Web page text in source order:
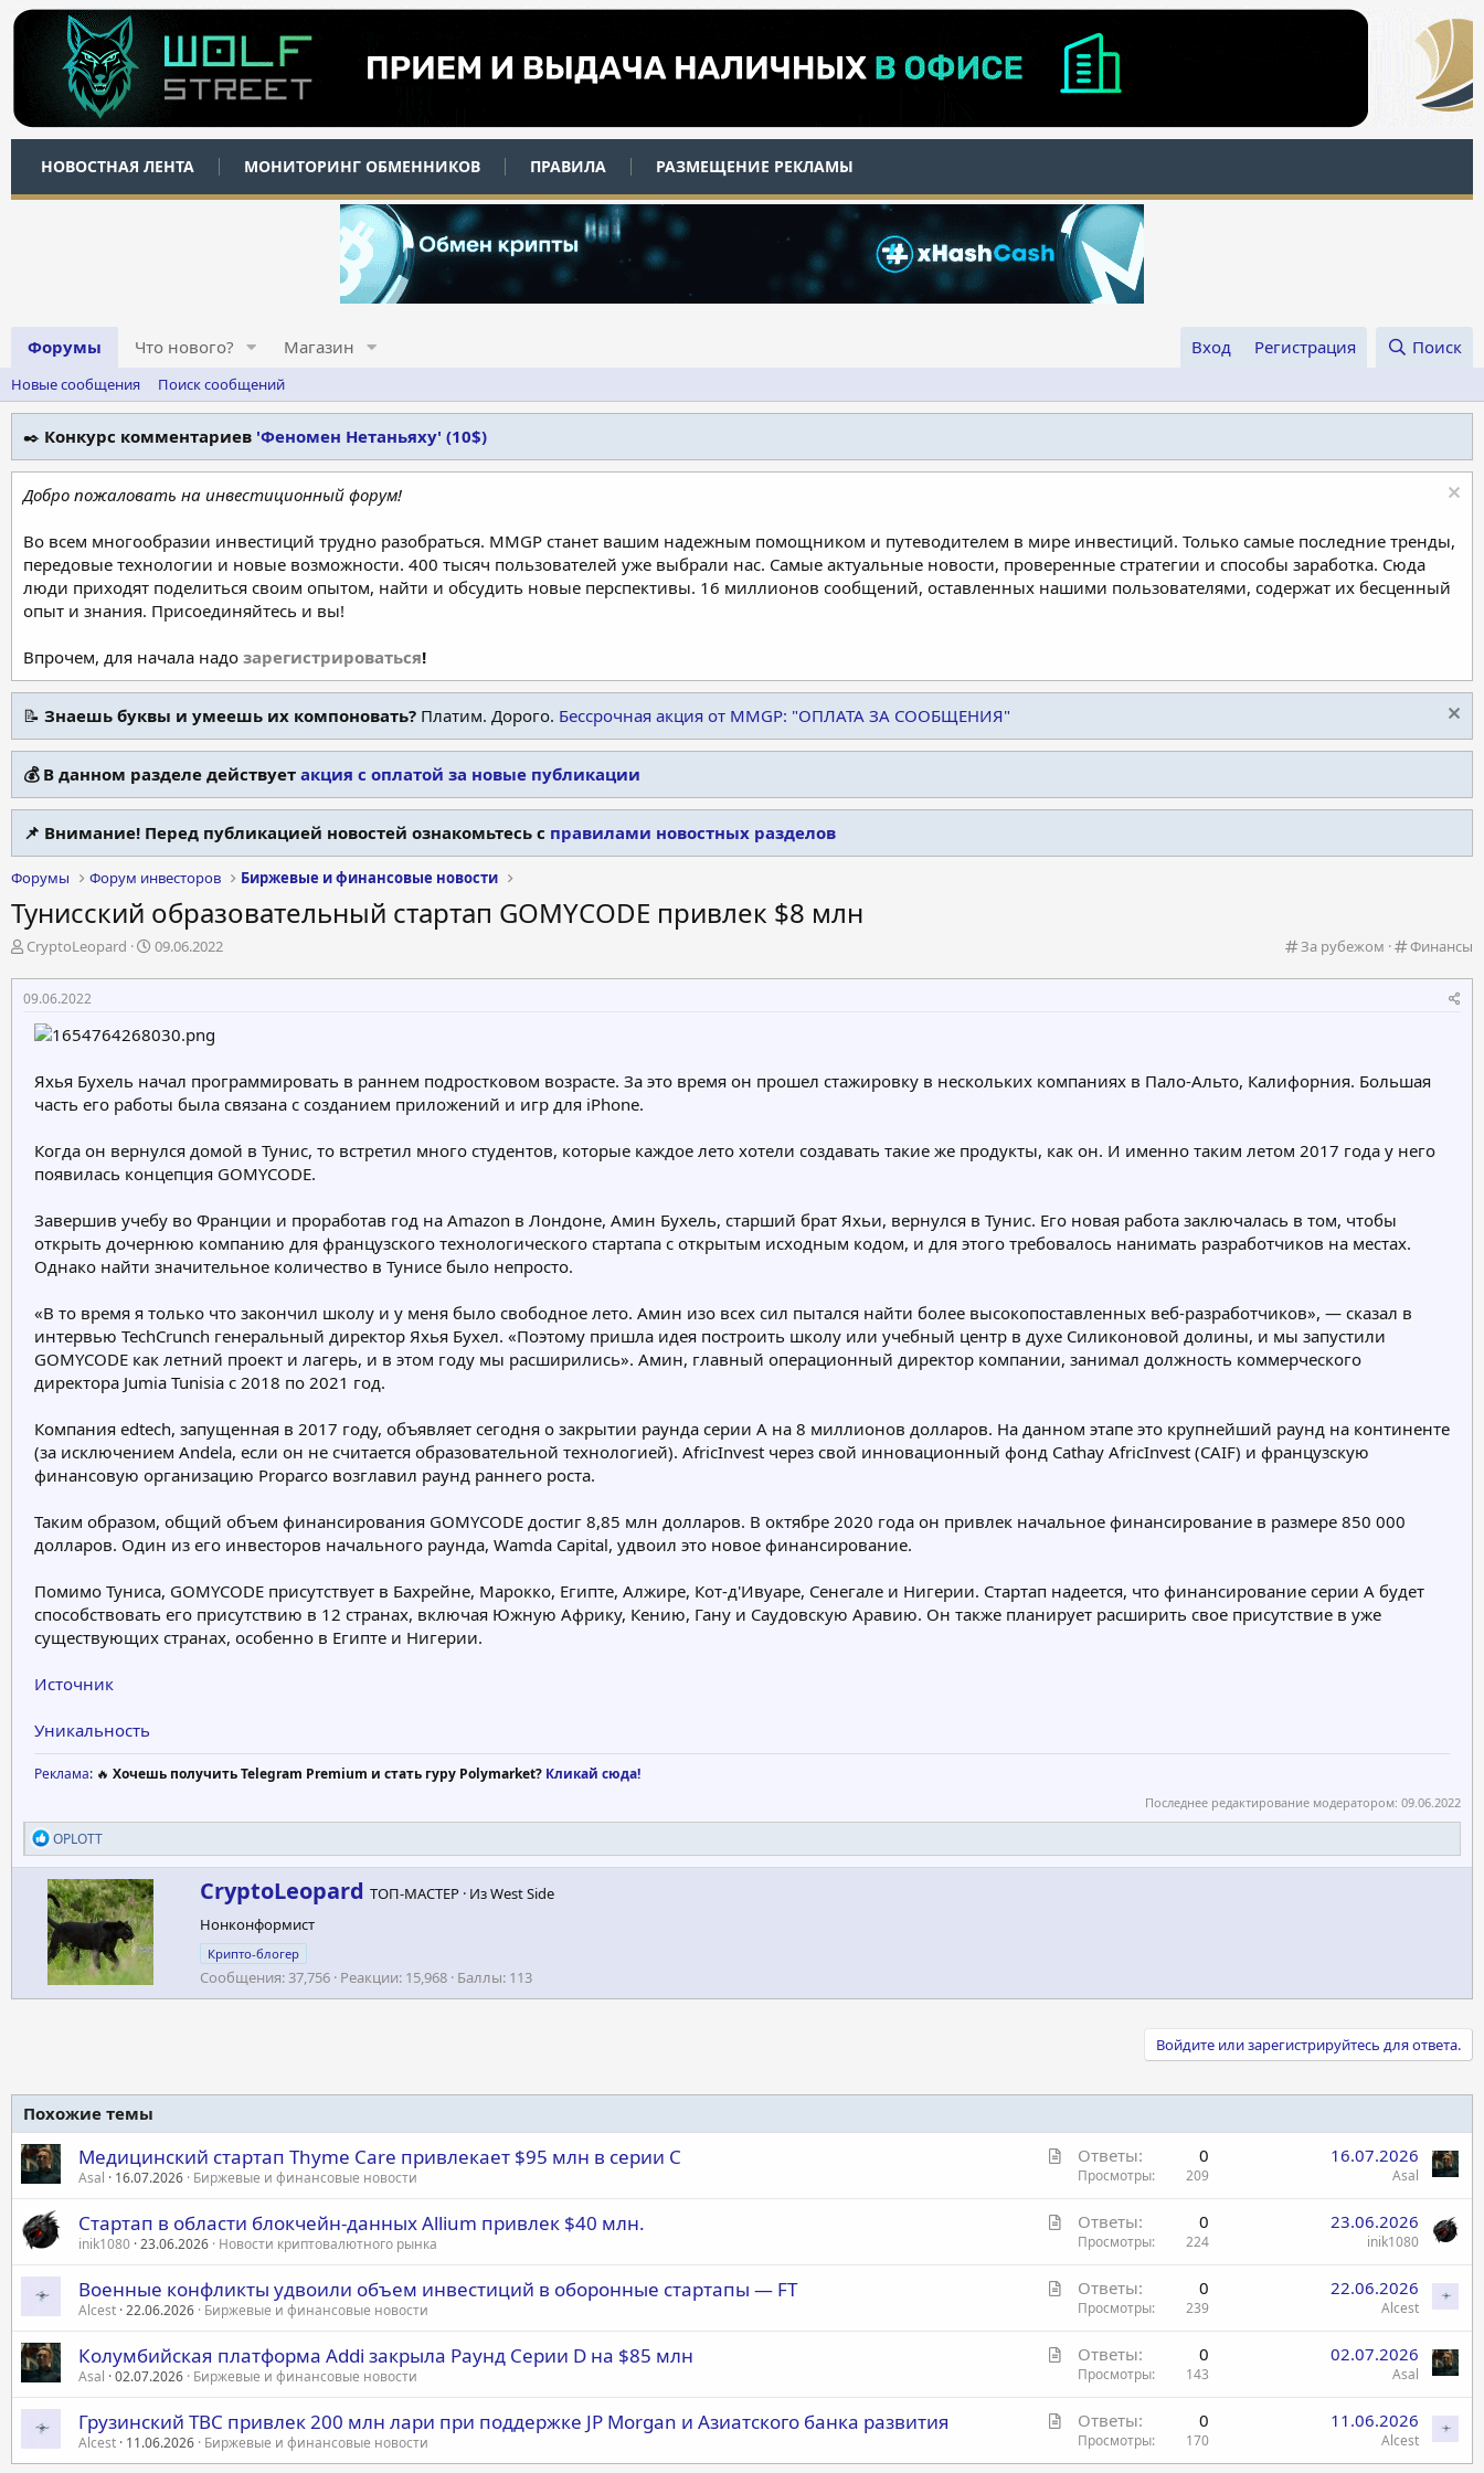
НОВОСТНАЯ ЛЕНТА МОНИТОРИНГ ОБМЕННИКОВ ПРАВИЛА РАЗМЕЩЕНИЕ РЕКЛАМЫ
Форумы Что нового? Магазин Вход Регистрация Поиск
Новые сообщения Поиск сообщений
✒️ Конкурс комментариев 'Феномен Нетаньяху' (10$)
Добро пожаловать на инвестиционный форум!
Во всем многообразии инвестиций трудно разобраться. MMGP станет вашим надежным помощником и путеводителем в мире инвестиций. Только самые последние тренды,
передовые технологии и новые возможности. 400 тысяч пользователей уже выбрали нас. Самые актуальные новости, проверенные стратегии и способы заработка. Сюда
люди приходят поделиться своим опытом, найти и обсудить новые перспективы. 16 миллионов сообщений, оставленных нашими пользователями, содержат их бесценный
опыт и знания. Присоединяйтесь и вы!
Впрочем, для начала надо зарегистрироваться!
📝 Знаешь буквы и умеешь их компоновать? Платим. Дорого. Бессрочная акция от MMGP: "ОПЛАТА ЗА СООБЩЕНИЯ"
💰 В данном разделе действует акция с оплатой за новые публикации
📌 Внимание! Перед публикацией новостей ознакомьтесь с правилами новостных разделов
Форумы Форум инвесторов Биржевые и финансовые новости
Тунисский образовательный стартап GOMYCODE привлек $8 млн
К
т
и
За рубежом
К
т
и
Финансы
А
т
о
м
ы
CryptoLeopard
Д
т
а
а
л
09.06.2022
09.06.2022
Яхья Бухель начал программировать в раннем подростковом возрасте. За это время он прошел стажировку в нескольких компаниях в Пало-Альто, Калифорния. Большая
часть его работы была связана с созданием приложений и игр для iPhone.
Когда он вернулся домой в Тунис, то встретил много студентов, которые каждое лето хотели создавать такие же продукты, как он. И именно таким летом 2017 года у него
появилась концепция GOMYCODE.
Завершив учебу во Франции и проработав год на Amazon в Лондоне, Амин Бухель, старший брат Яхьи, вернулся в Тунис. Его новая работа заключалась в том, чтобы
открыть дочернюю компанию для французского технологического стартапа с открытым исходным кодом, и для этого требовалось нанимать разработчиков на местах.
Однако найти значительное количество в Тунисе было непросто.
«В то время я только что закончил школу и у меня было свободное лето. Амин изо всех сил пытался найти более высокопоставленных веб-разработчиков», — сказал в
интервью TechCrunch генеральный директор Яхья Бухел. «Поэтому пришла идея построить школу или учебный центр в духе Силиконовой долины, и мы запустили
GOMYCODE как летний проект и лагерь, и в этом году мы расширились». Амин, главный операционный директор компании, занимал должность коммерческого
директора Jumia Tunisia с 2018 по 2021 год.
Компания edtech, запущенная в 2017 году, объявляет сегодня о закрытии раунда серии A на 8 миллионов долларов. На данном этапе это крупнейший раунд на континенте
(за исключением Andela, если он не считается образовательной технологией). AfricInvest через свой инновационный фонд Cathay AfricInvest (CAIF) и французскую
финансовую организацию Proparco возглавил раунд раннего роста.
Таким образом, общий объем финансирования GOMYCODE достиг 8,85 млн долларов. В октябре 2020 года он привлек начальное финансирование в размере 850 000
долларов. Один из его инвесторов начального раунда, Wamda Capital, удвоил это новое финансирование.
Помимо Туниса, GOMYCODE присутствует в Бахрейне, Марокко, Египте, Алжире, Кот-д'Ивуаре, Сенегале и Нигерии. Стартап надеется, что финансирование серии A будет
способствовать его присутствию в 12 странах, включая Южную Африку, Кению, Гану и Саудовскую Аравию. Он также планирует расширить свое присутствие в уже
существующих странах, особенно в Египте и Нигерии.
Источник
Уникальность
Реклама: 🔥 Хочешь получить Telegram Premium и стать гуру Polymarket? Кликай сюда!
Последнее редактирование модератором: 09.06.2022
Р
е
а
к
ц
и
и
:
OPLOTT
А
в
т
о
р
CryptoLeopard ТОП-МАСТЕР · ИзWest Side
Нонконформист
Крипто-блогер
Сообщения 37,756 Реакции 15,968 Баллы 113
Войдите или зарегистрируйтесь для ответа.
Похожие темы
С
т
Медицинский стартап Thyme Care привлекает $95 млн в серии С
Asal 16.07.2026 Биржевые и финансовые новости
Ответы 0
Просмотры 209
16.07.2026
Asal
С
т
Стартап в области блокчейн-данных Allium привлек $40 млн.
inik1080 23.06.2026 Новости криптовалютного рынка
Ответы 0
Просмотры 224
23.06.2026
inik1080
С
т
Военные конфликты удвоили объем инвестиций в оборонные стартапы — FT
Alcest 22.06.2026 Биржевые и финансовые новости
Ответы 0
Просмотры 239
22.06.2026
Alcest
С
т
Колумбийская платформа Addi закрыла Раунд Серии D на $85 млн
Asal 02.07.2026 Биржевые и финансовые новости
Ответы 0
Просмотры 143
02.07.2026
Asal
С
а
Грузинский TBC привлек 200 млн лари при поддержке JP Morgan и Азиатского банка развития
Alcest 11.06.2026 Биржевые и финансовые новости
Ответы 0
Просмотры 170
11.06.2026
Alcest